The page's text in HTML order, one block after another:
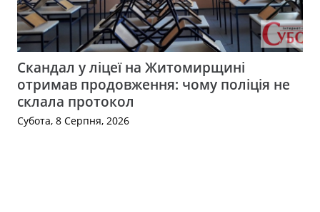
Скандал у ліцеї на Житомирщині
отримав продовження: чому поліція не
склала протокол
Субота, 8 Серпня, 2026